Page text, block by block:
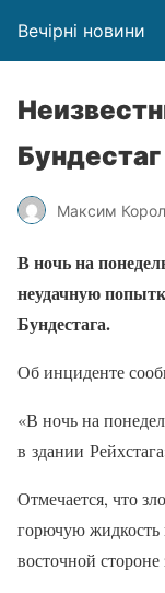
Вечірні новини
Бундестаг
Максим
В ночь на
неудачную
Бундестага.
Об инциденте
«В ночь на
в здании
Отмечается, что
горючую жидкость
восточной